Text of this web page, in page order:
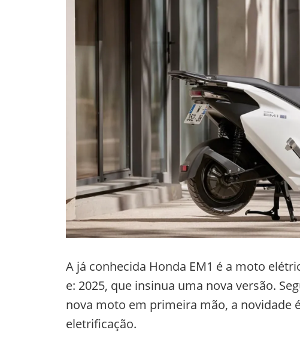
A já conhecida Honda EM1 é a moto
e: 2025, que insinua uma nova versão.
nova moto em primeira mão, a novidade
eletrificação.